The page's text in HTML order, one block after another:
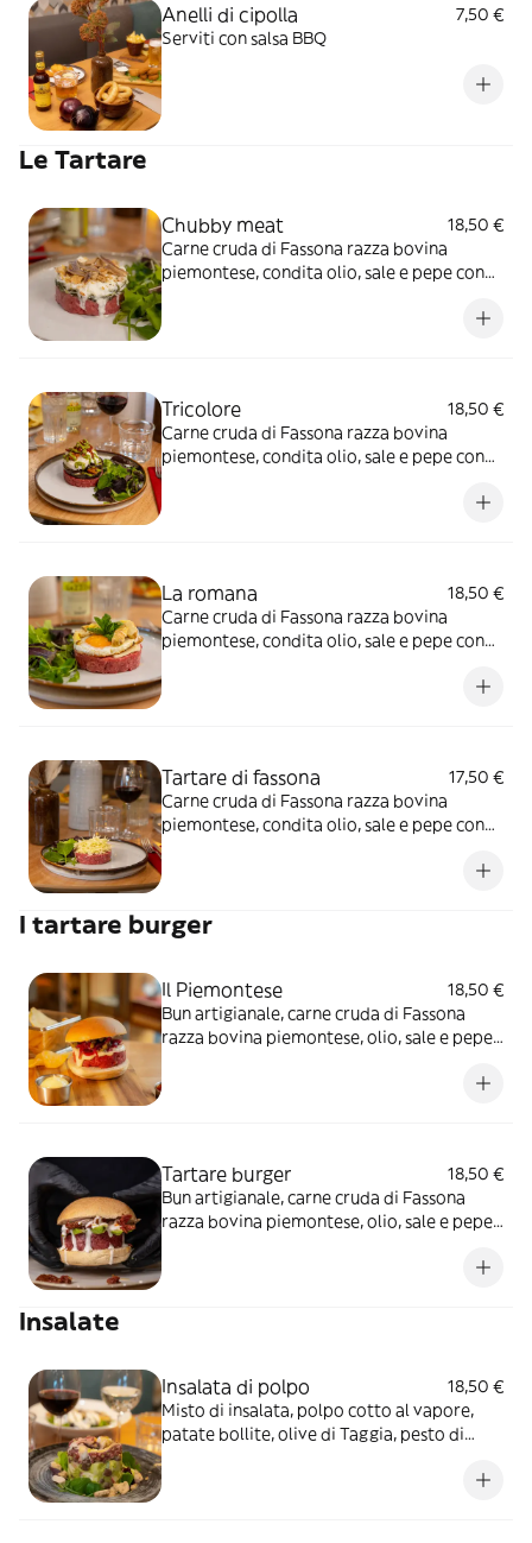
Anelli di cipolla
7,50 €
Serviti con salsa BBQ
Le Tartare
Chubby meat
18,50 €
Carne cruda di Fassona razza bovina
piemontese, condita olio, sale e pepe con
stracciatella, filetti di acciughe e briciole di
Tricolore
18,50 €
Carne cruda di Fassona razza bovina
piemontese, condita olio, sale e pepe con
La romana
18,50 €
Carne cruda di Fassona razza bovina
piemontese, condita olio, sale e pepe con
Tartare di fassona
17,50 €
Carne cruda di Fassona razza bovina
piemontese, condita olio, sale e pepe con
I tartare burger
Il Piemontese
18,50 €
Bun artigianale, carne cruda di Fassona
razza bovina piemontese, olio, sale e pepe,
Tartare burger
18,50 €
Bun artigianale, carne cruda di Fassona
razza bovina piemontese, olio, sale e pepe,
Insalate
Insalata di polpo
18,50 €
Misto di insalata, polpo cotto al vapore,
patate bollite, olive di Taggia, pesto di